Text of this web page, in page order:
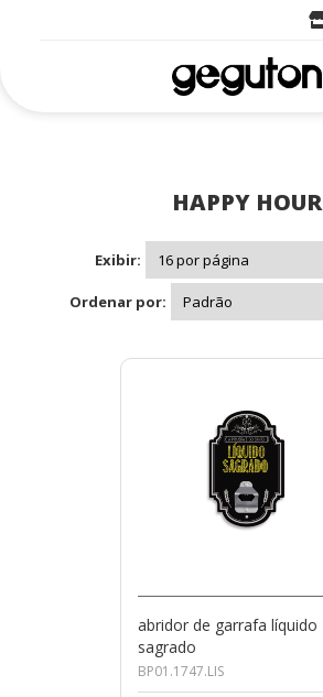
HAPPY HOUR
Exibir:
Ordenar por:
abridor de garrafa líquido
sagrado
BP01.1747.LIS